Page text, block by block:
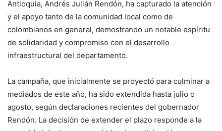
Antioquia, Andrés Julián Rendón, ha capturado la atención
y el apoyo tanto de la comunidad local como de
colombianos en general, demostrando un notable espíritu
de solidaridad y compromiso con el desarrollo
infraestructural del departamento.
La campaña, que inicialmente se proyectó para culminar a
mediados de este año, ha sido extendida hasta julio o
agosto, según declaraciones recientes del gobernador
Rendón. La decisión de extender el plazo responde a la